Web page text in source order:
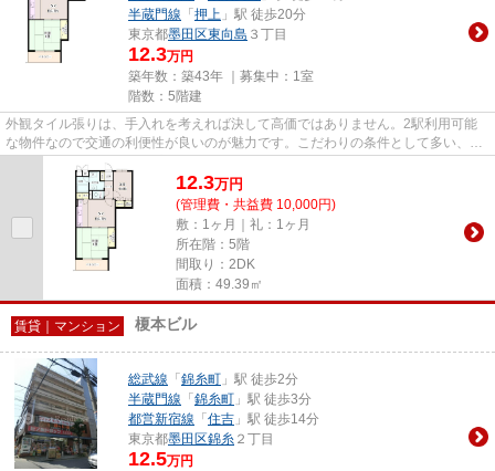
半蔵門線 「 押上 」駅 徒歩20分
東京都墨田区東向島 ３丁目
12.3万円
築年数：築43年 ｜募集中： 1室
階数：5階建
外観タイル張りは、手入れを考えれば決して高価ではありません。2駅利用可能
な物件なので交通の利便性が良いのが魅力です。こだわりの条件として多い、駅
徒歩9分の物件です。防犯対策...
12.3万円
(管理費・共益費 10,000円)
敷：1ヶ月｜礼：1ヶ月
所在階：5階
間取り：2DK
面積：49.39㎡
賃貸｜マンション 榎本ビル
総武線 「 錦糸町 」駅 徒歩2分
半蔵門線 「 錦糸町 」駅 徒歩3分
都営新宿線 「 住吉 」駅 徒歩14分
東京都墨田区錦糸 ２丁目
12.5万円